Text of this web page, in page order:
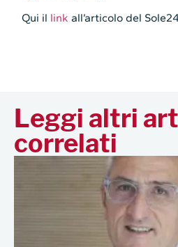
Qui il link all’articolo del
Leggi altri
correlati